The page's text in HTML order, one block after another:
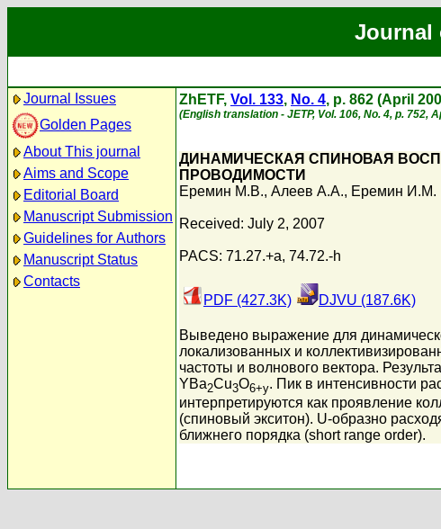
Journal
Journal Issues
Golden Pages
About This journal
Aims and Scope
Editorial Board
Manuscript Submission
Guidelines for Authors
Manuscript Status
Contacts
ZhETF, Vol. 133, No. 4, p. 862 (April
(English translation - JETP, Vol. 106, No. 4, p. 752,
ДИНАМИЧЕСКАЯ СПИНОВАЯ
ПРОВОДИМОСТИ
Еремин М.В., Алеев А.А., Еремин И.М.
Received: July 2, 2007
PACS: 71.27.+a, 74.72.-h
PDF (427.3K) DJVU (187.6K)
Выведено выражение для
локализованных и
частоты и волнового вектора.
YBa2Cu3O6+y. Пик в интенсивности
интерпретируются как проявление
(спиновый экситон). U-образно
ближнего порядка (short range order).